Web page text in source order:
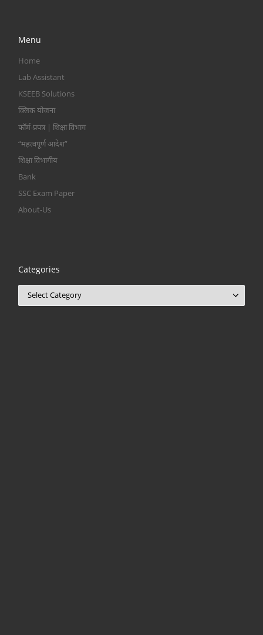
Menu
Home
Lab Assistant
KSEEB Solutions
क्लिक योजना
फॉर्म-प्रपत्र | शिक्षा विभाग
“महत्वपूर्ण आदेश”
शिक्षा विभागीय
Bank
SSC Exam Paper
About-Us
Categories